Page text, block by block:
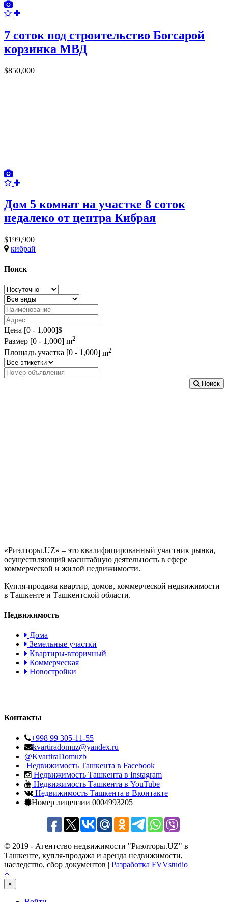
7 соток под строительство Богсарой
корзинка МВД
$850,000
Дом 5 комнат на участке 8 соток
недалеко от центра Кибрая
$199,900
кибрай
Поиск
Цена [0 - 1,000]$
Размер [0 - 1,000] m2
Площадь участка [0 - 1,000] m2
Поиск
«Риэлторы.UZ» – это квалифицированный участник рынка,
осуществляющий масштабную деятельность в сфере
коммерческой и жилой недвижимости.
Купля-продажа квартир, домов, коммерческой недвижимости
в Ташкенте и Ташкентской области.
Недвижимость
Дома
Земельные участки
Квартиры-вторичный
Коммерческая
Новостройки
Контакты
+998 99 305-11-55
kvartiradomuz@yandex.ru
@KvartiraDomuzb
Недвижимость Ташкента в Facebook
Недвижимость Ташкента в Instagram
Недвижимость Ташкента в YouTube
Недвижимость Ташкента в Вконтакте
Номер лицензии 0004993205
© 2019 - Агентство недвижимости "Риэлторы.UZ" в
Ташкенте, купля-продажа и аренда недвижимости,
наследство, сбор документов | Разработка FVVstudio
×